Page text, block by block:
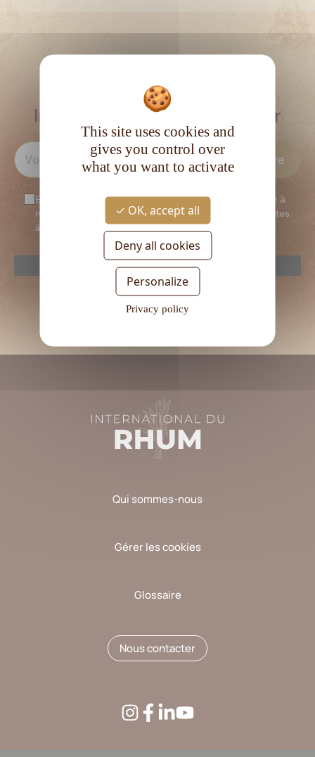
RESTEZ INFORMÉ
Inscrivez-vous à la newsletter
En vous inscrivant à notre newsletter, vous consentez à
recevoir notre newsletter. Vous confirmez que vous êtes
âgé d’au moins 18 ans.
reCAPTCHA is disabled. Allow
champ
vide.
Qui sommes-nous
Gérer les cookies
Glossaire
Nous contacter
This site uses cookies and
gives you control over
what you want to activate
OK, accept all
Deny all cookies
Personalize
Privacy policy